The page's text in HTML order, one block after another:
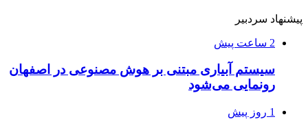
پیشنهاد سردبیر
2 ساعت پیش
سیستم آبیاری مبتنی بر هوش مصنوعی در اصفهان
رونمایی می‌شود
1 روز پیش